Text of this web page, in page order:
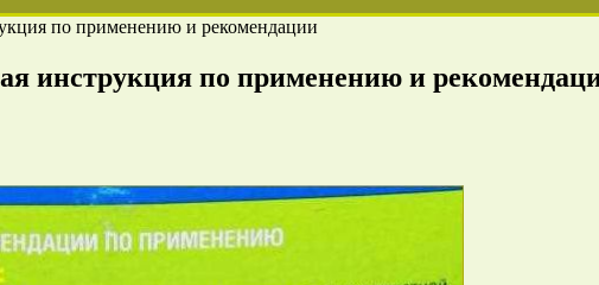
по применению и рекомендации
инструкция по применению и